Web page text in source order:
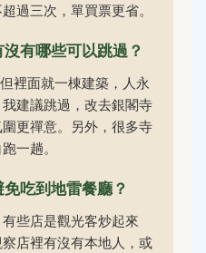
過三次，單買票更省。
有哪些可以跳過？
裡面就一棟建築，人永
建議跳過，改去銀閣寺
更禪意。另外，很多寺
一趟。
吃到地雷餐廳？
些店是觀光客炒起來
店裡有沒有本地人，或